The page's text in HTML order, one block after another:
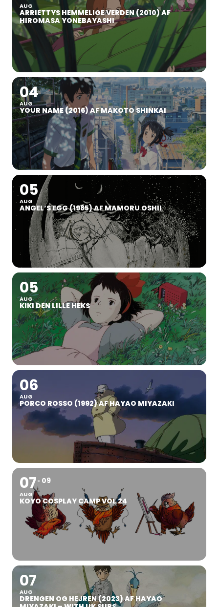
AUG
ARRIETTYS HEMMELIGE VERDEN (2010) AF
HIROMASA YONEBAYASHI
04
AUG
YOUR NAME (2016) AF MAKOTO SHINKAI
05
AUG
ANGEL’S EGG (1985) AF MAMORU OSHII
05
AUG
KIKI DEN LILLE HEKS
06
AUG
PORCO ROSSO (1992) AF HAYAO MIYAZAKI
07
AUG
09
KOYO COSPLAY CAMP VOL 24
07
AUG
DRENGEN OG HEJREN (2023) AF HAYAO